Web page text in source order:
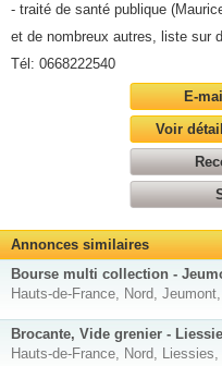
- traité de santé publique
et de nombreux autres, liste sur
Tél: 0668222540
E-
Voir
Annonces similaires
Bourse multi collection -
Hauts-de-France, Nord,
Brocante, Vide grenier -
Hauts-de-France, Nord,